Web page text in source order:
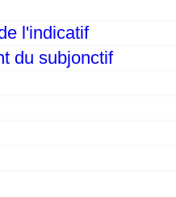
l'indicatif
du subjonctif